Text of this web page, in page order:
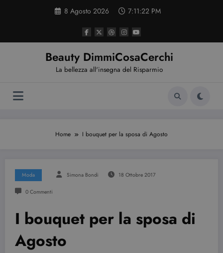
8 Agosto 2026 7:11:23 PM
Beauty DimmiCosaCerchi
La bellezza all'insegna del Risparmio
Home I bouquet per la sposa di Agosto
Moda Simona Bondi 18 Ottobre 2017
0 Commenti
I bouquet per la sposa di
Agosto